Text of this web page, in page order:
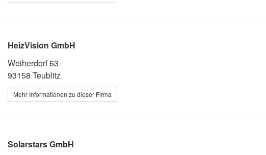
HeizVision GmbH
Weiherdorf 63
93158 Teublitz
Mehr Informationen zu dieser Firma
Solarstars GmbH